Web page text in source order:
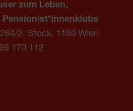
zum Leben,
2. Stock, 1160 Wien
170 112